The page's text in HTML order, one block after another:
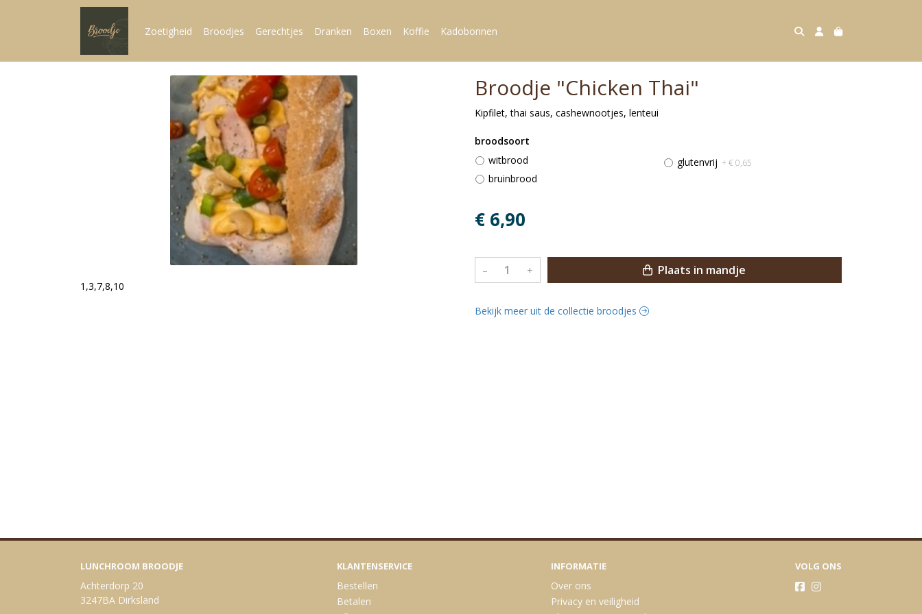
Zoetigheid Broodjes Gerechtjes Dranken Boxen Koffie Kadobonnen
1,3,7,8,10
Broodje "Chicken Thai"
Kipfilet, thai saus, cashewnootjes, lenteui
broodsoort
witbrood
bruinbrood
glutenvrij + € 0,65
€ 6,90
– + Plaats in mandje
Bekijk meer uit de collectie broodjes
LUNCHROOM BROODJE
Achterdorp 20
3247BA Dirksland
KLANTENSERVICE
Bestellen
Betalen
INFORMATIE
Over ons
Privacy en veiligheid
VOLG ONS